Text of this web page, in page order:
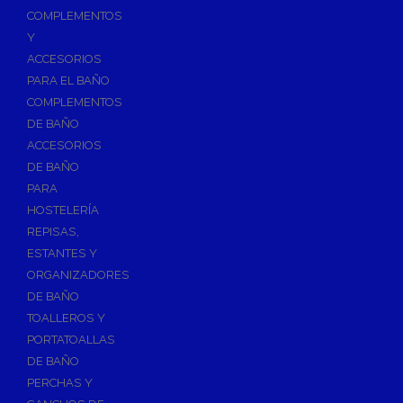
Válvulas para Calefacción
Válv. Mezcladora Termostática
Válvulas Motorizadas
Válvulas de Seguridad
Colectores de Calefacción
Bombas de Calor
Bombas de calor para ACS
Cocinas
Extractores de Cocina
Fregaderos
Grifería de Fregadero
Recambios de fregadero
Contra Incendios
COMPLEMENTOS
Y
ACCESORIOS
PARA EL BAÑO
COMPLEMENTOS
DE BAÑO
ACCESORIOS
DE BAÑO
PARA
HOSTELERÍA
REPISAS,
ESTANTES Y
ORGANIZADORES
DE BAÑO
TOALLEROS Y
PORTATOALLAS
DE BAÑO
PERCHAS Y